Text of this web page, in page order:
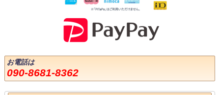
お電話は
090-8681-8362